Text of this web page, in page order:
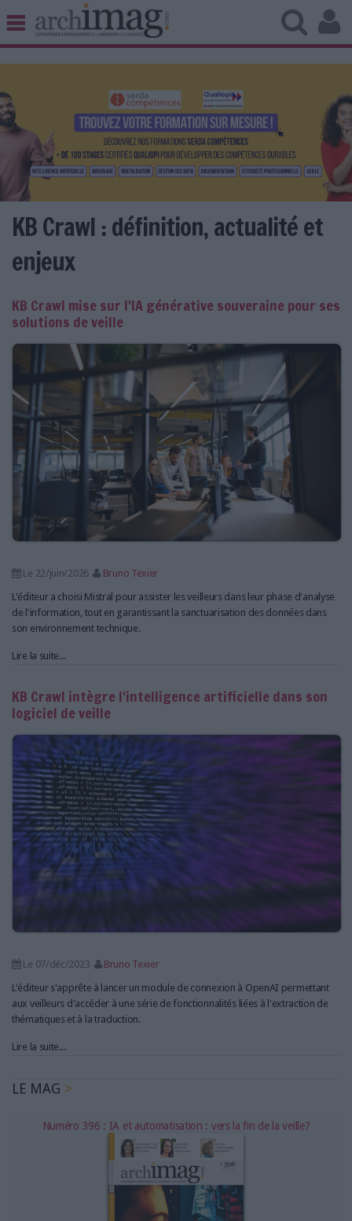
BIBLIOTHÈQUE ÉDITION
UNIVERS DATA
TRAVAIL COLLABORATIF
VIE NUMÉRIQUE
NUMÉRIQUE RESPONSABLE
LES NEWSLETTERS
LES GUIDES PRATIQUES
LES BASES DE DONNÉES
L'ESPACE EMPLOI
L'AGENDA
L'ANNUAIRE DES ACTEURS
LES LIVRES BLANCS
LES SUPPLÉMENTS
NOS OFFRES D'ABONNEMENTS
KB Crawl : définition, actualité et
enjeux
KB Crawl mise sur l'IA générative souveraine pour ses
solutions de veille
Le 22/juin/2026
Bruno Texier
L'éditeur a choisi Mistral pour assister les veilleurs dans leur phase d'analyse
de l'information, tout en garantissant la sanctuarisation des données dans
son environnement technique.
Lire la suite...
KB Crawl intègre l'intelligence artificielle dans son
logiciel de veille
Le 07/déc/2023
Bruno Texier
L'éditeur s'apprête à lancer un module de connexion à OpenAI permettant
aux veilleurs d'accéder à une série de fonctionnalités liées à l'extraction de
thématiques et à la traduction.
Lire la suite...
LE MAG
Numéro 396 : IA et automatisation : vers la fin de la veille?